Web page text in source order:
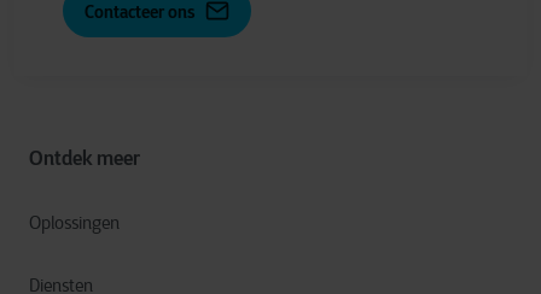
Ontdek meer
Oplossingen
Diensten
Contacteer ons